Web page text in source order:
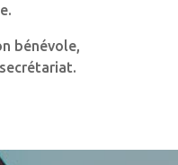
bénévole,